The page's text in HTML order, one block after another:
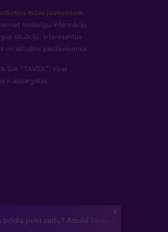
mūsu jaunumiem
noderīgu informāciju
situāciju, interesantus
un aktuālos piedāvājumus.
SIA “TAVEX”, visas
ir aizsargātas.
brīdis pirkt zeltu? Atbild Tavex Dīlinga